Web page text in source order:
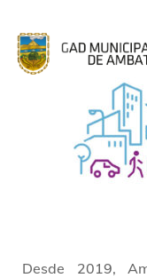
Desde 2019,